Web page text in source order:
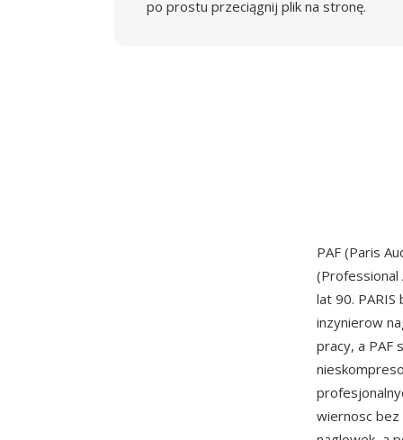
po prostu przeciągnij plik na stronę.
PAF (Paris
lat 90.
inzynierow
pracy, a PAF
wiernosc